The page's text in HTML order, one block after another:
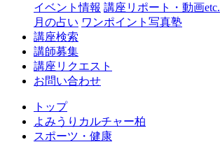
イベント情報 講座リポート・動画etc.
月の占い ワンポイント写真塾
講座検索
講師募集
講座リクエスト
お問い合わせ
トップ
よみうりカルチャー柏
スポーツ・健康